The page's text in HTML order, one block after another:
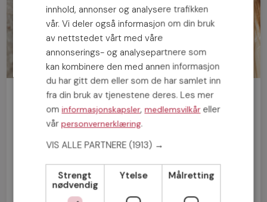
Bli medlem gratis!
Mann
innhold, annonser og analysere trafikken
vår. Vi deler også informasjon om din bruk
av nettstedet vårt med våre
annonserings- og analysepartnere som
kan kombinere den med annen informasjon
du har gitt dem eller som de har samlet inn
fra din bruk av tjenestene deres. Les mer
ominformasjonskapsler,medlemsvilkåreller
vårpersonvernerklæring.
VIS ALLE PARTNERE (1913) →
Strengt
nødvendig
Ytelse Målretting